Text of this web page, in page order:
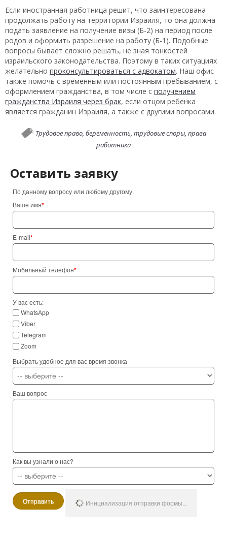
Если иностранная работница решит, что заинтересована
продолжать работу на территории Израиля, то она должна
подать заявление на получение визы (Б-2) на период после
родов и оформить разрешение на работу (Б-1). Подобные
вопросы бывает сложно решать, не зная тонкостей
израильского законодательства. Поэтому в таких ситуациях
желательно проконсультироваться с адвокатом. Наш офис
также помочь с временным или постоянным пребыванием, с
оформлением гражданства, в том числе с получением
гражданства Израиля через брак, если отцом ребенка
является гражданин Израиля, а также с другими вопросами.
Трудовое право, беременность, трудовые споры, права
работника
Оставить заявку
По данному вопросу или любому другому.
Ваше имя*
E-mail*
Мобильный телефон*
У вас есть:
WhatsApp
Viber
Telegram
Zoom
Выбрать удобное для вас время звонка
Ваш вопрос
Как вы узнали о нас?
Отправить Инициализация отправки формы...